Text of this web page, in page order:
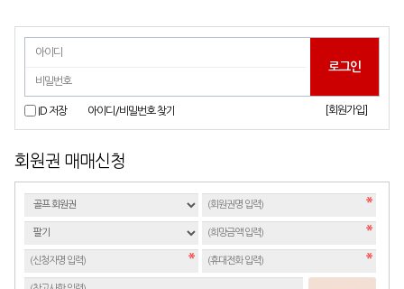
ID 저장 아이디/비밀번호 찾기 [회원가입]
회원권 매매신청